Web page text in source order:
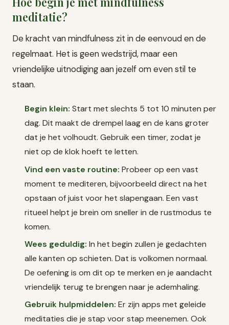
meditatie?
De kracht van mindfulness zit in de eenvoud en de
regelmaat. Het is geen wedstrijd, maar een
vriendelijke uitnodiging aan jezelf om even stil te
staan.
Begin klein: Start met slechts 5 tot 10 minuten per
dag. Dit maakt de drempel laag en de kans groter
dat je het volhoudt. Gebruik een timer, zodat je
niet op de klok hoeft te letten.
Vind een vaste routine: Probeer op een vast
moment te mediteren, bijvoorbeeld direct na het
opstaan of juist voor het slapengaan. Een vast
ritueel helpt je brein om sneller in de rustmodus te
komen.
Wees geduldig: In het begin zullen je gedachten
alle kanten op schieten. Dat is volkomen normaal.
De oefening is om dit op te merken en je aandacht
vriendelijk terug te brengen naar je ademhaling.
Gebruik hulpmiddelen: Er zijn apps met geleide
meditaties die je stap voor stap meenemen. Ook